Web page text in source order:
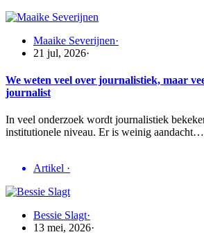
Maaike Severijnen·
21 jul, 2026·
We weten veel over journalistiek, maar
journalist
In veel onderzoek wordt journalistiek
institutionele niveau. Er is weinig aandacht…
Artikel ·
Bessie Slagt·
13 mei, 2026·